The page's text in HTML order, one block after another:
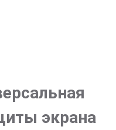
экрана